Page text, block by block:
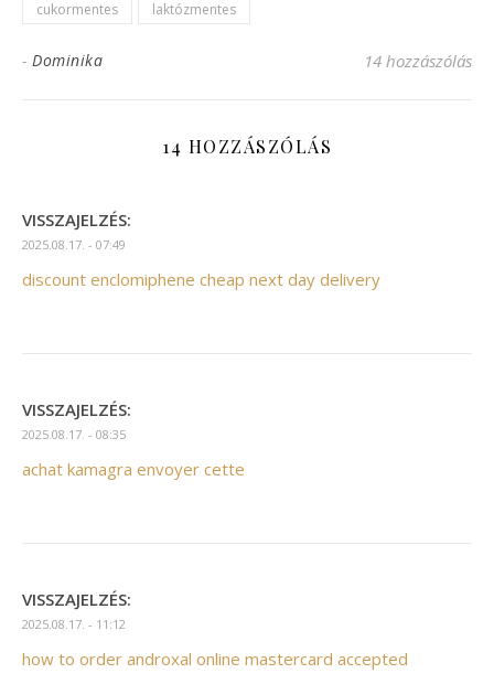
cukormentes laktózmentes
- Dominika 14 hozzászólás
14 HOZZÁSZÓLÁS
VISSZAJELZÉS:
2025.08.17. - 07:49
discount enclomiphene cheap next day delivery
VISSZAJELZÉS:
2025.08.17. - 08:35
achat kamagra envoyer cette
VISSZAJELZÉS:
2025.08.17. - 11:12
how to order androxal online mastercard accepted